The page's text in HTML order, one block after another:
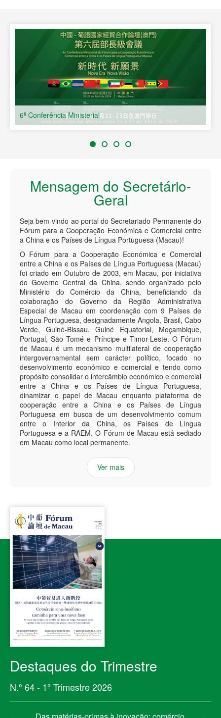
6ª Conferência Ministerial
Mensagem do Secretário-
Geral
Seja bem-vindo ao portal do Secretariado Permanente do
Fórum para a Cooperação Económica e Comercial entre
a China e os Países de Língua Portuguesa (Macau)!
O Fórum para a Cooperação Económica e Comercial
entre a China e os Países de Língua Portuguesa (Macau)
foi criado em Outubro de 2003, em Macau, por iniciativa
do Governo Central da China, sendo organizado pelo
Ministério do Comércio da China, beneficiando da
colaboração do Governo da Região Administrativa
Especial de Macau em coordenação com 9 Países de
Língua Portuguesa, designadamente Angola, Brasil, Cabo
Verde, Guiné-Bissau, Guiné Equatorial, Moçambique,
Portugal, São Tomé e Príncipe e Timor-Leste. O Fórum
de Macau é um mecanismo multilateral de cooperação
intergovernamental sem carácter político, focado no
desenvolvimento económico e comercial e tendo como
propósito consolidar o intercâmbio económico e comercial
entre a China e os Países de Língua Portuguesa,
dinamizar o papel de Macau enquanto plataforma de
cooperação entre a China e os Países de Língua
Portuguesa em busca de um desenvolvimento comum
entre o Interior da China, os Países de Língua
Portuguesa e a RAEM. O Fórum de Macau está sediado
em Macau como local permanente.
Ver mais
Destaques do Trimestre
N.º 64 - 1º Trimestre 2026